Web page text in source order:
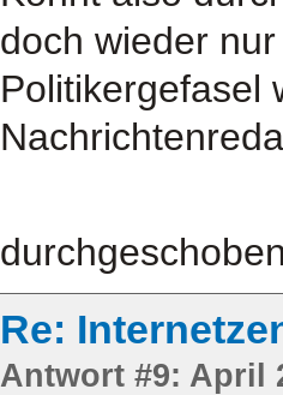
doch wieder
Politikergefasel
Re:
Antwort #9: April